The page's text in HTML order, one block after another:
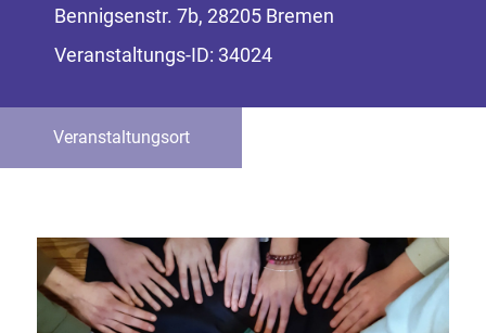
Bennigsenstr. 7b, 28205 Bremen
Veranstaltungs-ID: 34024
Veranstaltungsort